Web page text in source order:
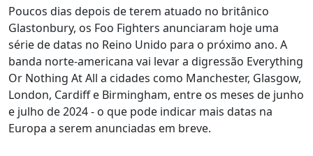
Poucos dias depois de terem atuado no britânico
Glastonbury, os Foo Fighters anunciaram hoje uma
série de datas no Reino Unido para o próximo ano. A
banda norte-americana vai levar a digressão Everything
Or Nothing At All a cidades como Manchester, Glasgow,
London, Cardiff e Birmingham, entre os meses de junho
e julho de 2024 - o que pode indicar mais datas na
Europa a serem anunciadas em breve.